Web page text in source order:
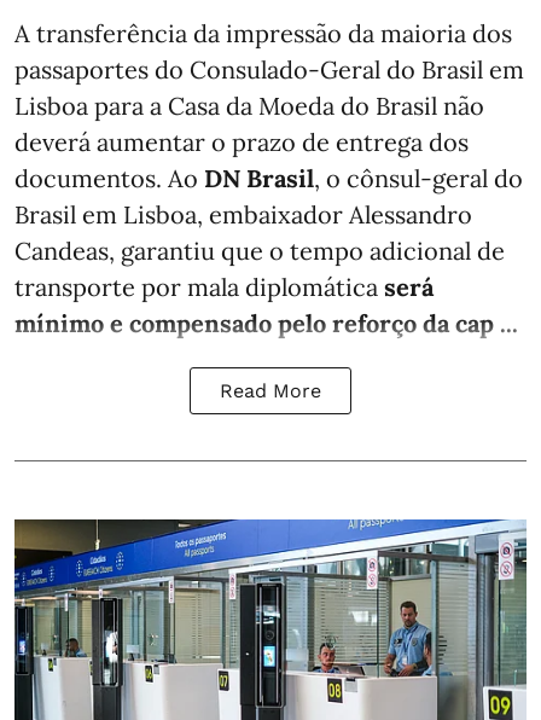
A transferência da impressão da maioria dos
passaportes do Consulado-Geral do Brasil em
Lisboa para a Casa da Moeda do Brasil não
deverá aumentar o prazo de entrega dos
documentos. Ao DN Brasil, o cônsul-geral do
Brasil em Lisboa, embaixador Alessandro
Candeas, garantiu que o tempo adicional de
transporte por mala diplomática será
mínimo e compensado pelo reforço da cap ...
Read More